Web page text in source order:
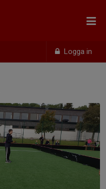
Logga in